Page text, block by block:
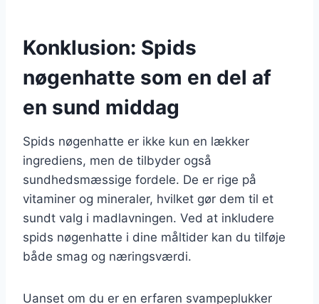
Konklusion: Spids
nøgenhatte som en del af
en sund middag
Spids nøgenhatte er ikke kun en lækker
ingrediens, men de tilbyder også
sundhedsmæssige fordele. De er rige på
vitaminer og mineraler, hvilket gør dem til et
sundt valg i madlavningen. Ved at inkludere
spids nøgenhatte i dine måltider kan du tilføje
både smag og næringsværdi.
Uanset om du er en erfaren svampeplukker